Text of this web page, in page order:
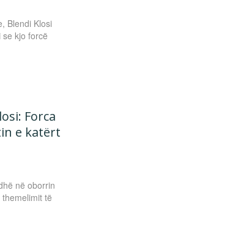
Blendi Klosi
kjo forcë
Forca
e katërt
në oborrin
të